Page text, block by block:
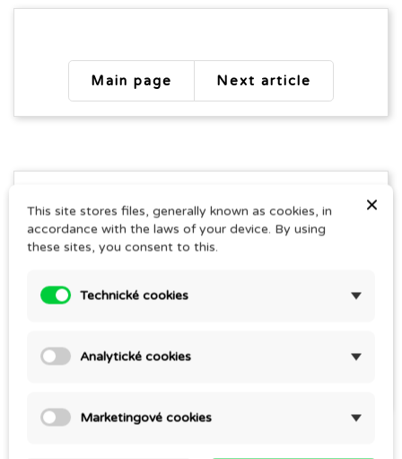
Main page Next article
Jana Pospíšilová
SEE THE AUTHOR'S ARTICLES
×
This site stores files, generally known as cookies, in
accordance with the laws of your device. By using
these sites, you consent to this.
Technické cookies
Analytické cookies
Marketingové cookies